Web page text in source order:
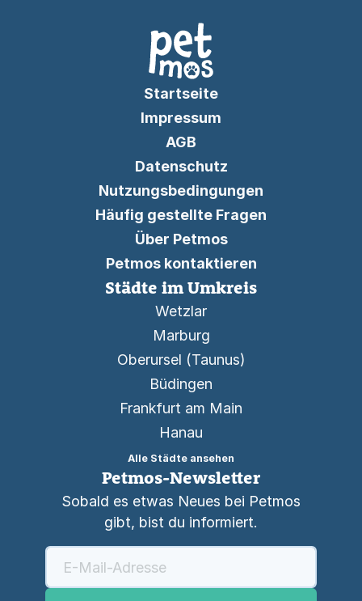
Startseite
Impressum
AGB
Datenschutz
Nutzungsbedingungen
Häufig gestellte Fragen
Über Petmos
Petmos kontaktieren
Städte im Umkreis
Wetzlar
Marburg
Oberursel (Taunus)
Büdingen
Frankfurt am Main
Hanau
Alle Städte ansehen
Petmos-Newsletter
Sobald es etwas Neues bei Petmos
gibt, bist du informiert.